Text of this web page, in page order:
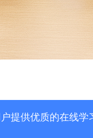
提供优质的在线学